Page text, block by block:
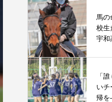
馬の
校
宇和
「
いチ
帰を